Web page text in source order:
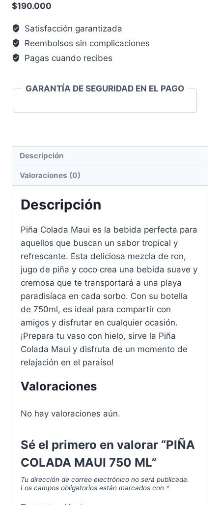
$190.000
Satisfacción garantizada
Reembolsos sin complicaciones
Pagas cuando recibes
GARANTÍA DE SEGURIDAD EN EL PAGO
Descripción
Valoraciones (0)
Descripción
Piña Colada Maui es la bebida perfecta para
aquellos que buscan un sabor tropical y
refrescante. Esta deliciosa mezcla de ron,
jugo de piña y coco crea una bebida suave y
cremosa que te transportará a una playa
paradisíaca en cada sorbo. Con su botella
de 750ml, es ideal para compartir con
amigos y disfrutar en cualquier ocasión.
¡Prepara tu vaso con hielo, sirve la Piña
Colada Maui y disfruta de un momento de
relajación en el paraíso!
Valoraciones
No hay valoraciones aún.
Sé el primero en valorar “PIÑA
COLADA MAUI 750 ML”
Tu dirección de correo electrónico no será publicada.
Los campos obligatorios están marcados con *